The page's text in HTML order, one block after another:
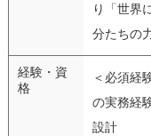
り「世界
分たちの
経験・資
格
＜必須経
の実務経
設計